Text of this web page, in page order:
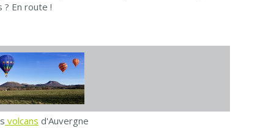
En route !
volcans d'Auvergne